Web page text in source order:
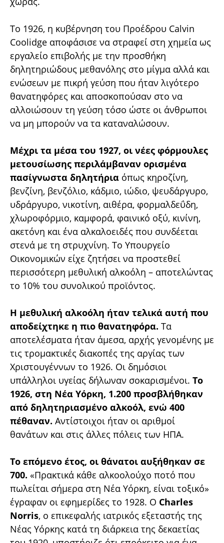
Το 1926, η κυβέρνηση του Προέδρου Calvin
Coolidge αποφάσισε να στραφεί στη χημεία ως
εργαλείο επιβολής με την προσθήκη
δηλητηριώδους μεθανόλης στο μίγμα αλλά και
ενώσεων με πικρή γεύση που ήταν λιγότερο
θανατηφόρες και αποσκοπούσαν στο να
αλλοιώσουν τη γεύση τόσο ώστε οι άνθρωποι
να μη μπορούν να τα καταναλώσουν.
Μέχρι τα μέσα του 1927, οι νέες φόρμουλες
μετουσίωσης περιλάμβαναν ορισμένα
πασίγνωστα δηλητήρια όπως κηροζίνη,
βενζίνη, βενζόλιο, κάδμιο, ιώδιο, ψευδάργυρο,
υδράργυρο, νικοτίνη, αιθέρα, φορμαλδεΰδη,
χλωροφόρμιο, καμφορά, φαινικό οξύ, κινίνη,
ακετόνη και ένα αλκαλοειδές που συνδέεται
στενά με τη στρυχνίνη. Το Υπουργείο
Οικονομικών είχε ζητήσει να προστεθεί
περισσότερη μεθυλική αλκοόλη – αποτελώντας
το 10% του συνολικού προϊόντος.
Η μεθυλική αλκοόλη ήταν τελικά αυτή που
αποδείχτηκε η πιο θανατηφόρα. Τα
αποτελέσματα ήταν άμεσα, αρχής γενομένης με
τις τρομακτικές διακοπές της αργίας των
Χριστουγέννων το 1926. Οι δημόσιοι
υπάλληλοι υγείας δήλωναν σοκαρισμένοι. Το
1926, στη Νέα Υόρκη, 1.200 προσβλήθηκαν
από δηλητηριασμένο αλκοόλ, ενώ 400
πέθαναν. Αντίστοιχοι ήταν οι αριθμοί
θανάτων και στις άλλες πόλεις των ΗΠΑ.
Το επόμενο έτος, οι θάνατοι αυξήθηκαν σε
700. «Πρακτικά κάθε αλκοολούχο ποτό που
πωλείται σήμερα στη Νέα Υόρκη, είναι τοξικό»
έγραφαν οι εφημερίδες το 1928. Ο Charles
Norris, ο επικεφαλής ιατρικός εξεταστής της
Νέας Υόρκης κατά τη διάρκεια της δεκαετίας